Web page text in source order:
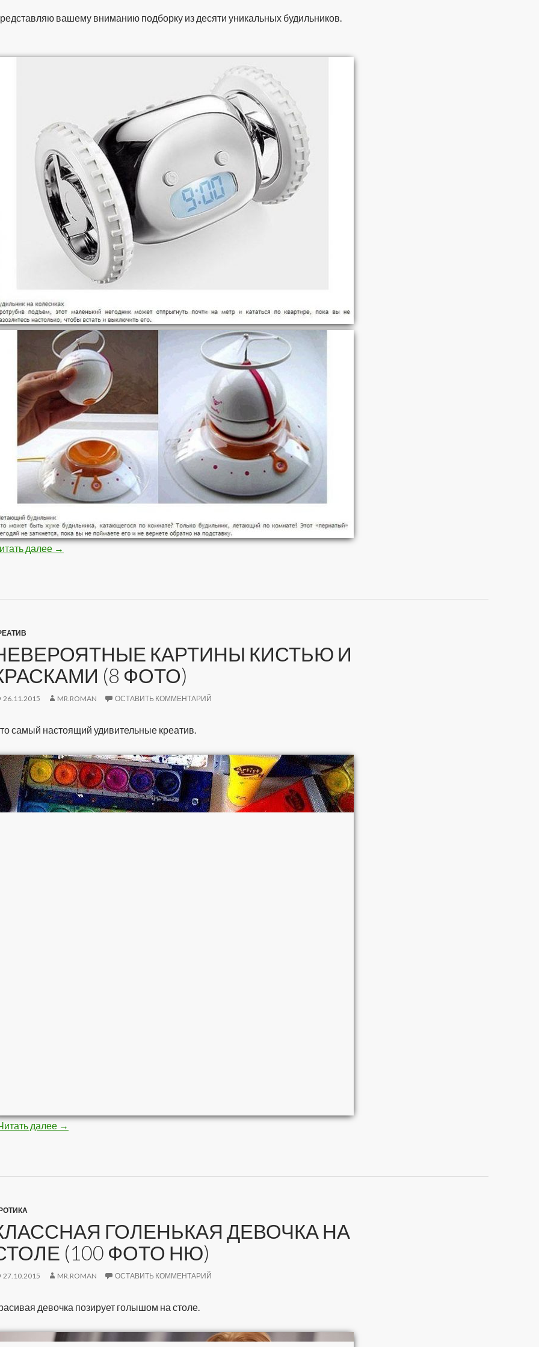
вашему вниманию подборку из десяти уникальных будильников.
далее Самые необычные будильники (10 фото)
→
КАРТИНЫ КИСТЬЮ И
(8 ФОТО)
26.11.2015 MR.ROMAN ОСТАВИТЬ КОММЕНТАРИЙ
самый настоящий удивительные креатив.
далее Невероятные картины кистью и красками (8 фото)
→
ГОЛЕНЬКАЯ ДЕВОЧКА НА
(100 ФОТО НЮ)
27.10.2015 MR.ROMAN ОСТАВИТЬ КОММЕНТАРИЙ
девочка позирует голышом на столе.